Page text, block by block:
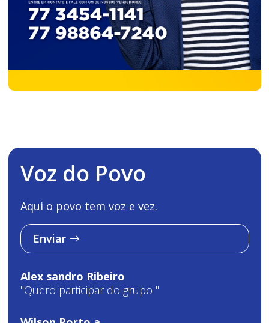
Voz do Povo
Aqui o povo tem voz e vez.
Enviar
Alex sandro Ribeiro
"Quero participar do grupo "